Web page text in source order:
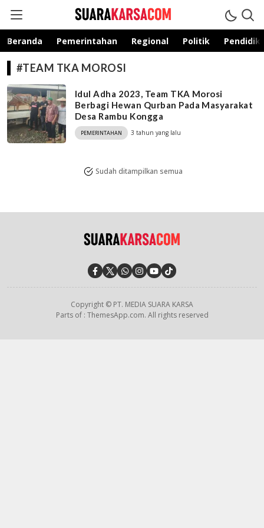
suarakarsa.com
Informasi terpercaya
Beranda Pemerintahan Regional Politik
#TEAM TKA MOROSI
Idul Adha 2023, Team TKA Morosi
Berbagi Hewan Qurban Pada Masyarakat
Desa Rambu Kongga
PEMERINTAHAN 3 tahun yang lalu
Sudah ditampilkan semua
Copyright © PT. MEDIA SUARA KARSA
Parts of : ThemesApp.com. All rights reserved